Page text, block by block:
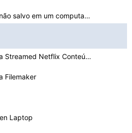
Como recuperar uma tela não salvo em um computador
Mail Yahoo
em uma placa lógica
Como reduzir o buffer para Streamed Netflix Conteúdo
Filemaker
Laptop